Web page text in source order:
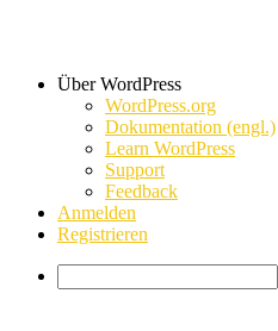
Über WordPress
WordPress.org
Dokumentation (engl.)
Learn WordPress
Support
Feedback
Anmelden
Registrieren